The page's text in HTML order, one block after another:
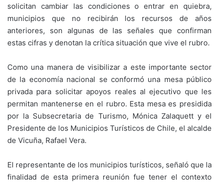
solicitan cambiar las condiciones o entrar en quiebra,
municipios que no recibirán los recursos de años
anteriores, son algunas de las señales que confirman
estas cifras y denotan la crítica situación que vive el rubro.
Como una manera de visibilizar a este importante sector
de la economía nacional se conformó una mesa público
privada para solicitar apoyos reales al ejecutivo que les
permitan mantenerse en el rubro. Esta mesa es presidida
por la Subsecretaria de Turismo, Mónica Zalaquett y el
Presidente de los Municipios Turísticos de Chile, el alcalde
de Vicuña, Rafael Vera.
El representante de los municipios turísticos, señaló que la
finalidad de esta primera reunión fue tener el contexto